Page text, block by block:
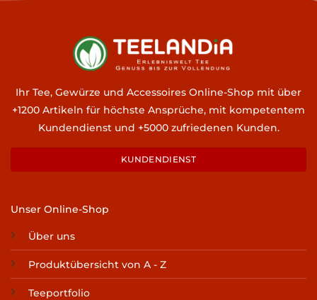
Ihr Tee, Gewürze und Accessoires Online-Shop mit über
+1200 Artikeln für höchste Ansprüche, mit kompetentem
Kundendienst und +5000 zufriedenen Kunden.
KUNDENDIENST
Unser Online-Shop
Über uns
Produktübersicht von A - Z
Teeportfolio